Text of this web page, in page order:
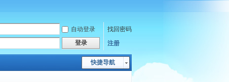
自动登录
找回密码
登录 注册
快捷导航